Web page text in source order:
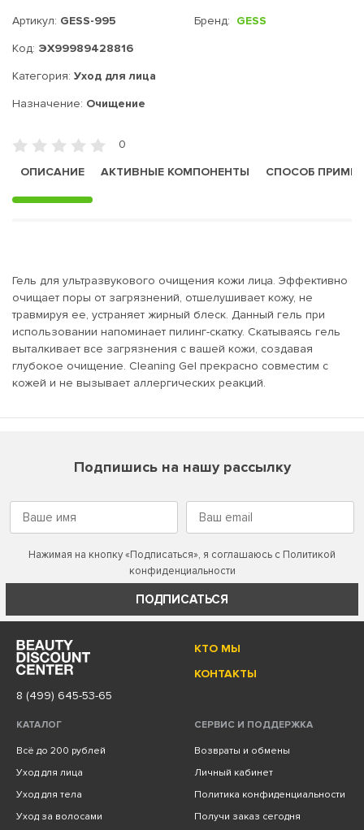
Артикул: GESS-995
Код: ЭХ99989428816
Бренд: GESS
Категория: Уход для лица
Назначение: Очищение
0
ОПИСАНИЕ
АКТИВНЫЕ КОМПОНЕНТЫ СПОСОБ
Гель для ультразвукового очищения кожи лица. Эффективно
очищает поры от загрязнений, отшелушивает кожу, не
травмируя ее, устраняет жирный блеск. Данный гель при
использовании напоминает пилинг-скатку. Скатываясь гель
выталкивает все загрязнения с вашей кожи, создавая
глубокое очищение. Cleaning Gel прекрасно совместим с
кожей и не вызывает аллергических реакций.
Подпишись на нашу рассылку
Нажимая на кнопку «Подписаться», я соглашаюсь с Политикой
конфиденциальности
ПОДПИСАТЬСЯ
КТО МЫ
КОНТАКТЫ
8 (499) 645-53-65
КАТАЛОГ
Всё до 200 рублей
Уход для лица
Уход для тела
Уход за волосами
СЕРВИС И ПОДДЕРЖКА
Возвраты и обмены
Личный кабинет
Политика конфиденциальности
Получи заказ сегодня